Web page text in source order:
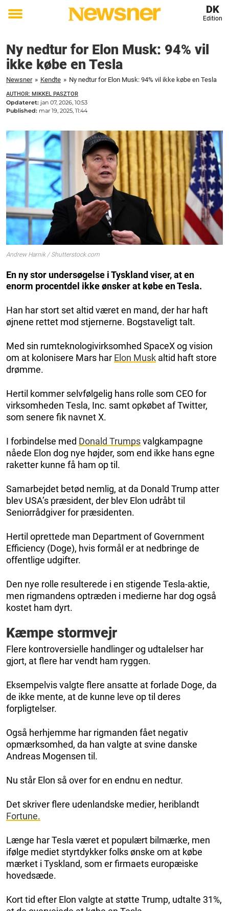
Toggle
DK
Edition
Ny nedtur for Elon Musk: 94% vil
ikke købe en Tesla
Newsner » Kendte » Ny nedtur for Elon Musk: 94% vil ikke købe en Tesla
AUTHOR: MIKKEL PASZTOR
Opdateret: jan 07, 2026, 10:53
Published: mar 19, 2025, 11:44
Andrew Harnik / Shutterstock.com
En ny stor undersøgelse i Tyskland viser, at en
enorm procentdel ikke ønsker at købe en Tesla.
Han har stort set altid været en mand, der har haft
øjnene rettet mod stjernerne. Bogstaveligt talt.
Med sin rumteknologivirksomhed SpaceX og vision
om at kolonisere Mars har Elon Musk altid haft store
drømme.
Hertil kommer selvfølgelig hans rolle som CEO for
virksomheden Tesla, Inc. samt opkøbet af Twitter,
som senere fik navnet X.
I forbindelse med Donald Trumpsvalgkampagne
nåede Elon dog nye højder, som end ikke hans egne
raketter kunne få ham op til.
Samarbejdet betød nemlig, at da Donald Trump atter
blev USA’s præsident, der blev Elon udråbt til
Seniorrådgiver for præsidenten.
Hertil oprettede man Department of Government
Efficiency (Doge), hvis formål er at nedbringe de
offentlige udgifter.
Den nye rolle resulterede i en stigende Tesla-aktie,
men rigmandens optræden i medierne har dog også
kostet ham dyrt.
Kæmpe stormvejr
Flere kontroversielle handlinger og udtalelser har
gjort, at flere har vendt ham ryggen.
Eksempelvis valgte flere ansatte at forlade Doge, da
de ikke mente, at de kunne leve op til deres
forpligtelser.
Også herhjemme har rigmanden fået negativ
opmærksomhed, da han valgte at svine danske
Andreas Mogensen til.
Nu står Elon så over for en endnu en nedtur.
Det skriver flere udenlandske medier, heriblandt
Fortune.
Længe har Tesla været et populært bilmærke, men
ifølge mediet styrtdykker folks ønske om at købe
mærket i Tyskland, som er firmaets europæiske
hovedsæde.
Kort tid efter Elon valgte at støtte Trump, udtalte 31%,